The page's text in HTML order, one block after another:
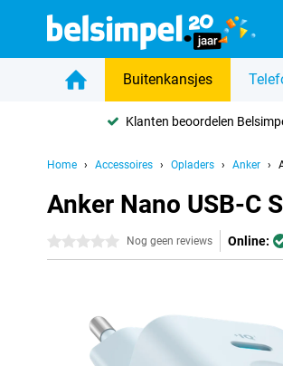
Buitenkansjes
Klanten beoordelen
Home Accessoires Opladers Anker
Anker Nano USB-C
0 sterren Nog geen reviews Online: